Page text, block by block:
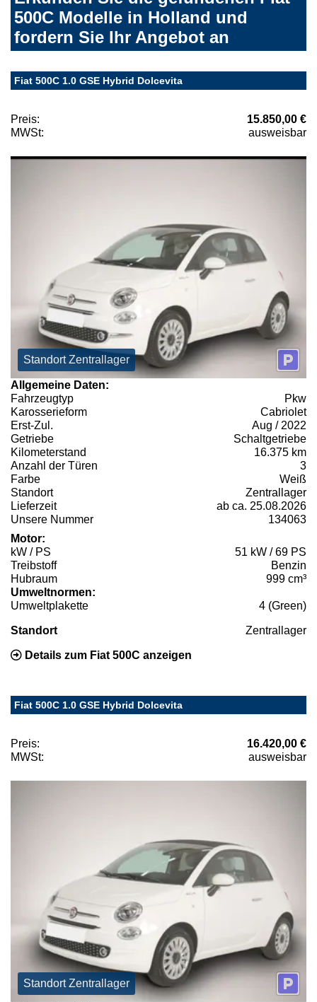
500C Modelle in Holland und
fordern Sie Ihr Angebot an
Fiat 500C 1.0 GSE Hybrid Dolcevita
Preis:
15.850,00 €
MWSt:
ausweisbar
Standort Zentrallager
Allgemeine Daten:
Fahrzeugtyp
Pkw
Karosserieform
Cabriolet
Erst-Zul.
Aug / 2022
Getriebe
Schaltgetriebe
Kilometerstand
16.375 km
Anzahl der Türen
3
Farbe
Weiß
Standort
Zentrallager
Lieferzeit
ab ca. 25.08.2026
Unsere Nummer
134063
Motor:
kW / PS
51 kW / 69 PS
Treibstoff
Benzin
Hubraum
999 cm³
Umweltnormen:
Umweltplakette
4 (Green)
Standort Zentrallager
Details zum Fiat 500C anzeigen
Fiat 500C 1.0 GSE Hybrid Dolcevita
Preis:
16.420,00 €
MWSt:
ausweisbar
Standort Zentrallager